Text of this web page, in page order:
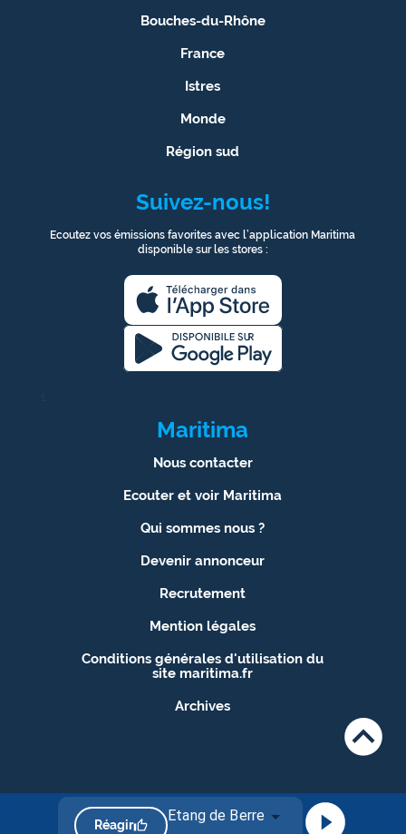
Réagir
Etang de Berre
Bouches-du-Rhône
France
Istres
Monde
Région sud
Suivez-nous!
Ecoutez vos émissions favorites avec l’application Maritima
disponible sur les stores :
1
Maritima
Nous contacter
Ecouter et voir Maritima
Qui sommes nous ?
Devenir annonceur
Recrutement
Mention légales
Conditions générales d'utilisation du
site maritima.fr
Archives